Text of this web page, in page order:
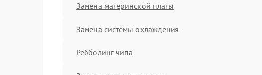
Замена материнской платы
Замена системы охлаждения
Ребболинг чипа